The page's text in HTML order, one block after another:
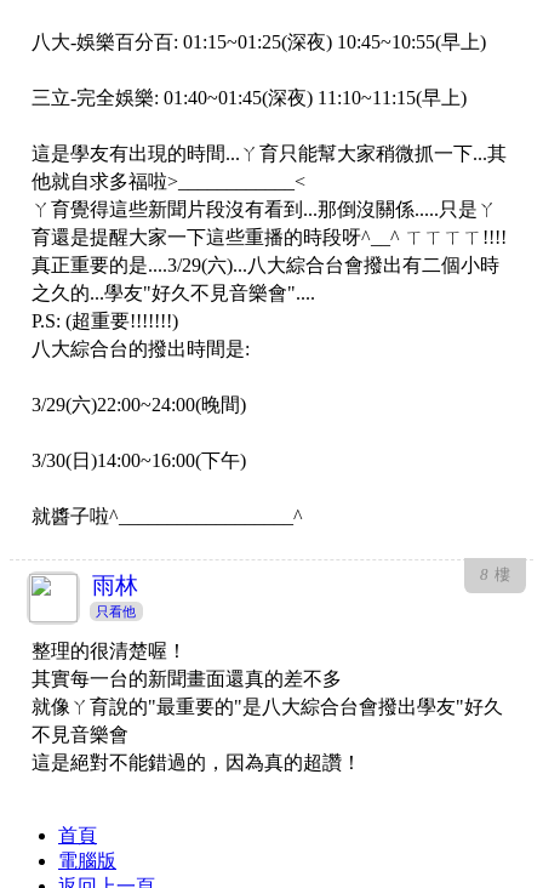
八大-娛樂百分百: 01:15~01:25(深夜) 10:45~10:55(早上)
三立-完全娛樂: 01:40~01:45(深夜) 11:10~11:15(早上)
這是學友有出現的時間...ㄚ育只能幫大家稍微抓一下...其
他就自求多福啦>____________<
ㄚ育覺得這些新聞片段沒有看到...那倒沒關係.....只是ㄚ
育還是提醒大家一下這些重播的時段呀^__^ ㄒㄒㄒㄒ!!!!
真正重要的是....3/29(六)...八大綜合台會撥出有二個小時
之久的...學友"好久不見音樂會"....
P.S: (超重要!!!!!!!)
八大綜合台的撥出時間是:
3/29(六)22:00~24:00(晚間)
3/30(日)14:00~16:00(下午)
就醬子啦^__________________^
8 樓
雨林
只看他
整理的很清楚喔！
其實每一台的新聞畫面還真的差不多
就像ㄚ育說的"最重要的"是八大綜合台會撥出學友"好久
不見音樂會
這是絕對不能錯過的，因為真的超讚！
首頁
電腦版